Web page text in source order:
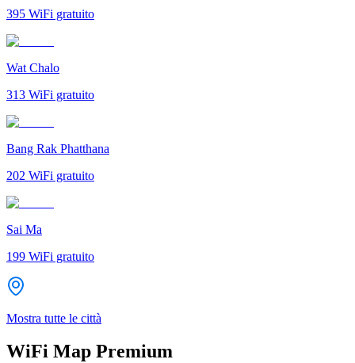
395 WiFi gratuito
Wat Chalo
313 WiFi gratuito
Bang Rak Phatthana
202 WiFi gratuito
Sai Ma
199 WiFi gratuito
Mostra tutte le città
WiFi Map Premium